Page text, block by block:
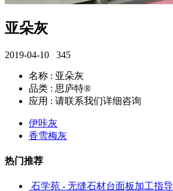
亚朵灰
2019-04-10 345
名称 : 亚朵灰
品类 : 思庐特®
应用 : 请联系我们详细咨询
伊咔灰
香雪梅灰
热门推荐
石学苑 - 无缝石材台面板加工指导